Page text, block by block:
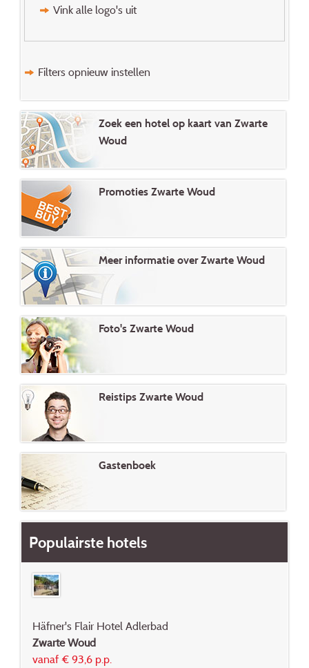
Vink alle logo's uit
Filters opnieuw instellen
Zoek een hotel op kaart van Zwarte
Woud
Promoties Zwarte Woud
Meer informatie over Zwarte Woud
Foto's Zwarte Woud
Reistips Zwarte Woud
Gastenboek
Populairste hotels
Häfner's Flair Hotel Adlerbad
Zwarte Woud
vanaf € 93,6 p.p.